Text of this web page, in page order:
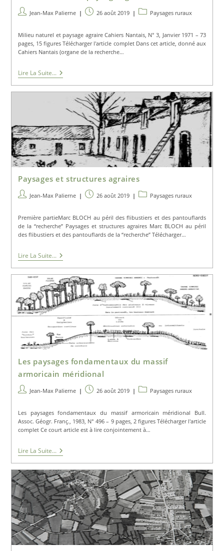
Auteur/autrice
la
publication :
Jean-Max Palierne
Publication
26 août 2019
PostPaysages ruraux
Milieu naturel et paysage agraire Cahiers Nantais, N° 3, Janvier 1971 – 73
pages, 15 figures Télécharger l'article complet Dans cet article, donné aux
Cahiers Nantais (organe de la recherche…
Lire La Suite...Milieu
Naturel
Et
Paysage
Agraire
Paysages et structures agraires
Auteur/autrice
la
publication :
Jean-Max Palierne
Publication
26 août 2019
PostPaysages ruraux
Première partieMarc BLOCH au péril des flibustiers et des pantouflards
de la “recherche” Paysages et structures agraires Marc BLOCH au péril
des flibustiers et des pantouflards de la “recherche” Télécharger…
Lire La Suite...Paysages
Et
Structures
Agraires
Les paysages fondamentaux du massif
armoricain méridional
Auteur/autrice
la
publication :
Jean-Max Palierne
Publication
26 août 2019
PostPaysages ruraux
Les paysages fondamentaux du massif armoricain méridional Bull.
Assoc. Géogr. Franç., 1983, N° 496 – 9 pages, 2 figures Télécharger l'article
complet Ce court article est à lire conjointement à…
Lire La Suite...Les
Paysages
Fondamentaux
Du
Massif
Armoricain
Méridional